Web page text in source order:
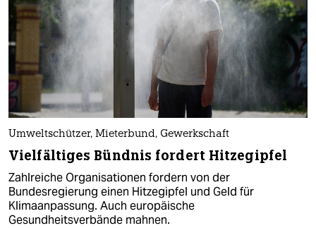
Umweltschützer, Mieterbund, Gewerkschaft
Vielfältiges Bündnis fordert Hitzegipfel
Zahlreiche Organisationen fordern von der
Bundesregierung einen Hitzegipfel und Geld für
Klimaanpassung. Auch europäische
Gesundheitsverbände mahnen.